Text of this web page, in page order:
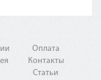
Оплата
Контакты
Статьи